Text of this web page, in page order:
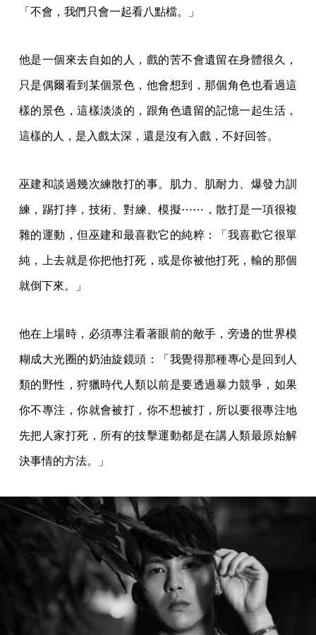
「不會，我們只會一起看八點檔。」
他是一個來去自如的人，戲的苦不會遺留在身體很久，
只是偶爾看到某個景色，他會想到，那個角色也看過這
樣的景色，這樣淡淡的，跟角色遺留的記憶一起生活，
這樣的人，是入戲太深，還是沒有入戲，不好回答。
巫建和談過幾次練散打的事。肌力、肌耐力、爆發力訓
練，踢打摔，技術、對練、模擬⋯⋯，散打是一項很複
雜的運動，但巫建和最喜歡它的純粹：「我喜歡它很單
純，上去就是你把他打死，或是你被他打死，輸的那個
就倒下來。」
他在上場時，必須專注看著眼前的敵手，旁邊的世界模
糊成大光圈的奶油旋鏡頭：「我覺得那種專心是回到人
類的野性，狩獵時代人類以前是要透過暴力競爭，如果
你不專注，你就會被打，你不想被打，所以要很專注地
先把人家打死，所有的技擊運動都是在講人類最原始解
決事情的方法。」